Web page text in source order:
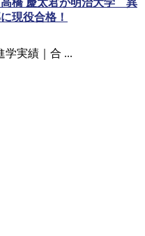
現役合格！
学実績｜合 ...